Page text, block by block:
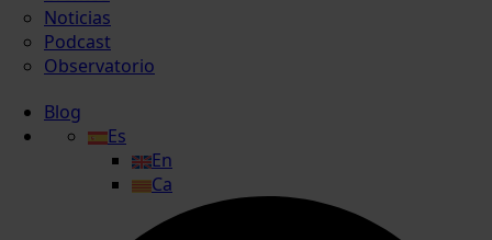
Noticias
Podcast
Observatorio
Blog
Es
En
Ca